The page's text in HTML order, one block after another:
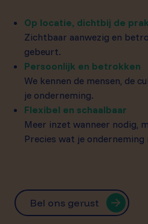
Op locatie, dichtbij de
Zichtbaar aanwezig en
gebeurt.
Persoonlijk en betrokken
We kennen de mensen, de
je onderneming.
Flexibel en schaalbaar
Meer inzet wanneer nodig,
Precies wat je
Bel ons gerust